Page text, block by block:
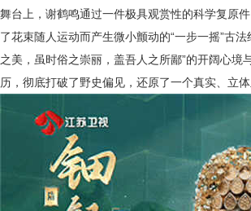
舞台上，谢鹤鸣通过一件极具观赏性的科学复原
了花束随人运动而产生微小颤动的“一步一摇”古法
之美，虽时俗之崇丽， 盖吾人之所鄙”的开阔心境
历，彻底打破了野史偏见，还原了一个真实、立